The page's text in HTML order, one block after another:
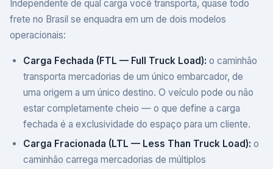
Independente de qual carga você transporta, quase todo
frete no Brasil se enquadra em um de dois modelos
operacionais:
Carga Fechada (FTL — Full Truck Load): o caminhão
transporta mercadorias de um único embarcador, de
uma origem a um único destino. O veículo pode ou não
estar completamente cheio — o que define a carga
fechada é a exclusividade do espaço para um cliente.
Carga Fracionada (LTL — Less Than Truck Load): o
caminhão carrega mercadorias de múltiplos